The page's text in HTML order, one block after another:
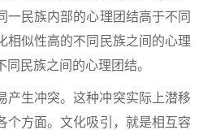
一民族内部的心理团结高于不同
相似性高的不同民族之间的心理
民族之间的心理团结。
产生冲突。这种冲突实际上潜移
个方面。文化吸引，就是相互容